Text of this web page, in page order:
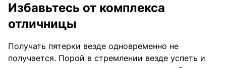
Избавьтесь от комплекса
отличницы
Получать пятерки везде одновременно не
получается. Порой в стремлении везде успеть и